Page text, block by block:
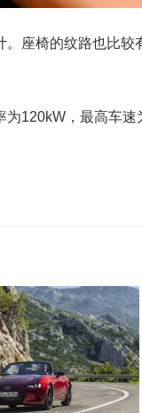
座椅的纹路也比
120kW，最高车速